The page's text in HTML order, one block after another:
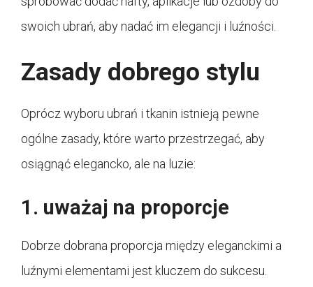
swoich ubrań, aby nadać im elegancji i luźności.
Zasady dobrego stylu
Oprócz wyboru ubrań i tkanin istnieją pewne
ogólne zasady, które warto przestrzegać, aby
osiągnąć elegancko, ale na luzie:
1. uważaj na proporcje
Dobrze dobrana proporcja między eleganckimi a
luźnymi elementami jest kluczem do sukcesu.